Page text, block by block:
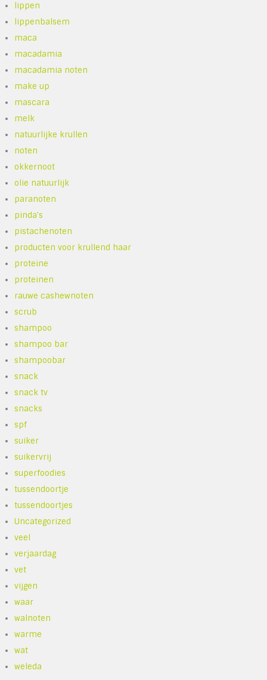
lippen
lippenbalsem
maca
macadamia
macadamia noten
make up
mascara
melk
natuurlijke krullen
noten
okkernoot
olie natuurlijk
paranoten
pinda's
pistachenoten
producten voor krullend haar
proteine
proteinen
rauwe cashewnoten
scrub
shampoo
shampoo bar
shampoobar
snack
snack tv
snacks
spf
suiker
suikervrij
superfoodies
tussendoortje
tussendoortjes
Uncategorized
veel
verjaardag
vet
vijgen
waar
walnoten
warme
wat
weleda